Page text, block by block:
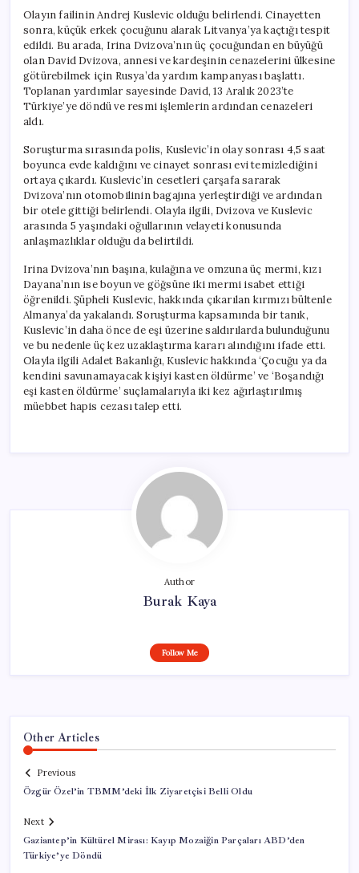
Olayın failinin Andrej Kuslevic olduğu belirlendi. Cinayetten
sonra, küçük erkek çocuğunu alarak Litvanya’ya kaçtığı tespit
edildi. Bu arada, Irina Dvizova’nın üç çocuğundan en büyüğü
olan David Dvizova, annesi ve kardeşinin cenazelerini ülkesine
götürebilmek için Rusya’da yardım kampanyası başlattı.
Toplanan yardımlar sayesinde David, 13 Aralık 2023’te
Türkiye’ye döndü ve resmi işlemlerin ardından cenazeleri
aldı.
Soruşturma sırasında polis, Kuslevic’in olay sonrası 4,5 saat
boyunca evde kaldığını ve cinayet sonrası evi temizlediğini
ortaya çıkardı. Kuslevic’in cesetleri çarşafa sararak
Dvizova’nın otomobilinin bagajına yerleştirdiği ve ardından
bir otele gittiği belirlendi. Olayla ilgili, Dvizova ve Kuslevic
arasında 5 yaşındaki oğullarının velayeti konusunda
anlaşmazlıklar olduğu da belirtildi.
Irina Dvizova’nın başına, kulağına ve omzuna üç mermi, kızı
Dayana’nın ise boyun ve göğsüne iki mermi isabet ettiği
öğrenildi. Şüpheli Kuslevic, hakkında çıkarılan kırmızı bültenle
Almanya’da yakalandı. Soruşturma kapsamında bir tanık,
Kuslevic’in daha önce de eşi üzerine saldırılarda bulunduğunu
ve bu nedenle üç kez uzaklaştırma kararı alındığını ifade etti.
Olayla ilgili Adalet Bakanlığı, Kuslevic hakkında ‘Çocuğu ya da
kendini savunamayacak kişiyi kasten öldürme’ ve ‘Boşandığı
eşi kasten öldürme’ suçlamalarıyla iki kez ağırlaştırılmış
müebbet hapis cezası talep etti.
Author
Burak Kaya
Follow Me
Other Articles
Previous
Özgür Özel’in TBMM’deki İlk Ziyaretçisi Belli Oldu
Next
Gaziantep’in Kültürel Mirası: Kayıp Mozaiğin Parçaları ABD’den
Türkiye’ye Döndü